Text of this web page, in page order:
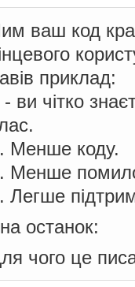
ваш код
приклад:
- ви чітко
Менше коду.
Менше
Легше
на останок:
чого це